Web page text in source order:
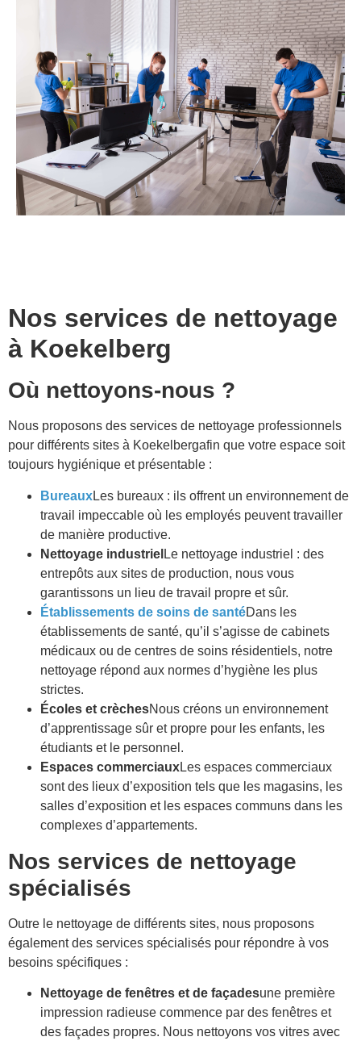
Nos services de nettoyage
à Koekelberg
Où nettoyons-nous ?
Nous proposons des services de nettoyage professionnels
pour différents sites à Koekelbergafin que votre espace soit
toujours hygiénique et présentable :
BureauxLes bureaux : ils offrent un environnement de
travail impeccable où les employés peuvent travailler
de manière productive.
Nettoyage industriel Le nettoyage industriel : des
entrepôts aux sites de production, nous vous
garantissons un lieu de travail propre et sûr.
Établissements de soins de santéDans les
établissements de santé, qu’il s’agisse de cabinets
médicaux ou de centres de soins résidentiels, notre
nettoyage répond aux normes d’hygiène les plus
strictes.
Écoles et crèchesNous créons un environnement
d’apprentissage sûr et propre pour les enfants, les
étudiants et le personnel.
Espaces commerciauxLes espaces commerciaux
sont des lieux d’exposition tels que les magasins, les
salles d’exposition et les espaces communs dans les
complexes d’appartements.
Nos services de nettoyage
spécialisés
Outre le nettoyage de différents sites, nous proposons
également des services spécialisés pour répondre à vos
besoins spécifiques :
Nettoyage de fenêtres et de façadesune première
impression radieuse commence par des fenêtres et
des façades propres. Nous nettoyons vos vitres avec